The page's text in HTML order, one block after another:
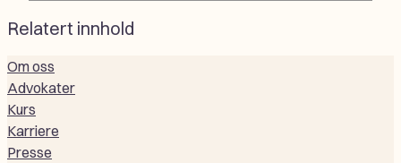
Relatert innhold
Om oss
Advokater
Kurs
Karriere
Presse